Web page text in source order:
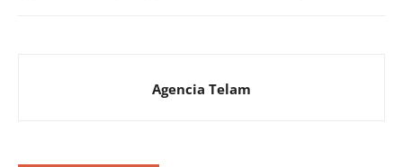
Agencia Telam